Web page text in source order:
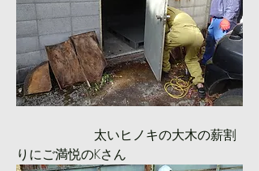
太いヒノキの大木の薪割
りにご満悦のKさん